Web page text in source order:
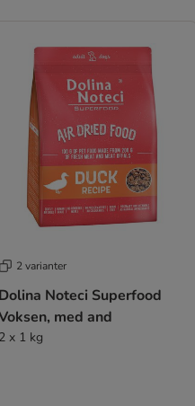
2 varianter
Dolina Noteci Superfood
med and
2 x 1 kg